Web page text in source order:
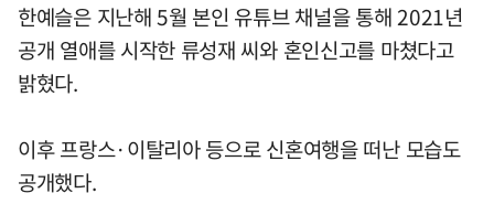
한예슬은 지난해 5월 본인 유튜브 채널을 통해 2021년
공개 열애를 시작한 류성재 씨와 혼인신고를 마쳤다고
밝혔다.
이후 프랑스·이탈리아 등으로 신혼여행을 떠난 모습도
공개했다.